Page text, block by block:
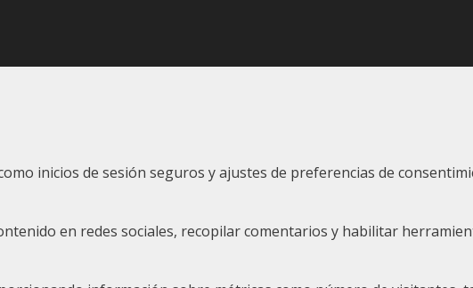
inicios de sesión seguros y ajustes de preferencias de
en redes sociales, recopilar comentarios y habilitar